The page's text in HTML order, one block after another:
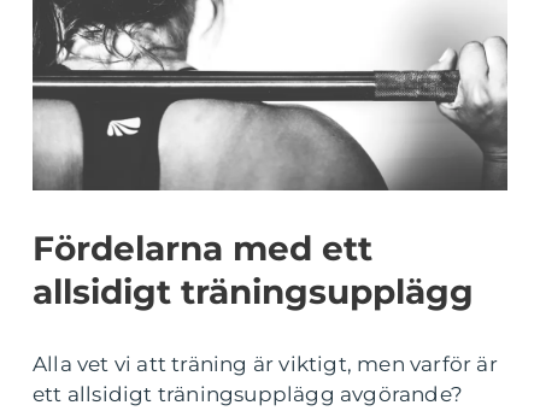
Fördelarna med ett
allsidigt träningsupplägg
Alla vet vi att träning är viktigt, men varför är
ett allsidigt träningsupplägg avgörande?